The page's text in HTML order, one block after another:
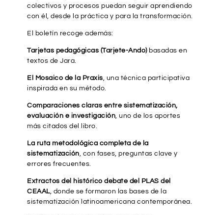
colectivos y procesos puedan seguir aprendiendo
con él, desde la práctica y para la transformación.
El boletín recoge además:
Tarjetas pedagógicas (Tarjete-Ando)basadas en
textos de Jara.
El Mosaico de la Praxis, una técnica participativa
inspirada en su método.
Comparaciones claras entre sistematización,
evaluación e investigación, uno de los aportes
más citados del libro.
La ruta metodológica completa de la
sistematización, con fases, preguntas clave y
errores frecuentes.
Extractos del histórico debate del PLAS del
CEAAL, donde se formaron las bases de la
sistematización latinoamericana contemporánea.